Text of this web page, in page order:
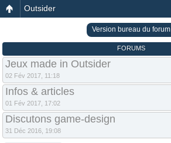
Outsider
Version bureau du forum
FORUMS
Jeux made in Outsider
02 Fév 2017, 11:18
Infos & articles
01 Fév 2017, 17:02
Discutons game-design
31 Déc 2016, 19:08